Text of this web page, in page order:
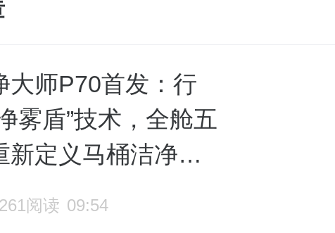
大师P70首发：行
雾盾”技术，全舱五
新定义马桶洁净标
阅读 09:54